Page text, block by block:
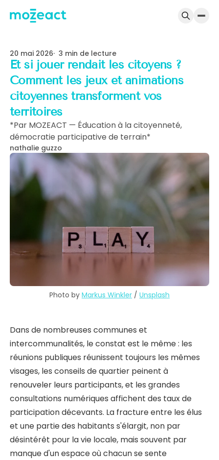
20 mai 2026 3 min de lecture
Et si jouer rendait les citoyens ?
Comment les jeux et animations
citoyennes transforment vos
territoires
*Par MOZEACT — Éducation à la citoyenneté,
démocratie participative de terrain*
nathalie guzzo
Photo by Markus Winkler / Unsplash
Dans de nombreuses communes et
intercommunalités, le constat est le même : les
réunions publiques réunissent toujours les mêmes
visages, les conseils de quartier peinent à
renouveler leurs participants, et les grandes
consultations numériques affichent des taux de
participation décevants. La fracture entre les élus
et une partie des habitants s'élargit, non par
désintérêt pour la vie locale, mais souvent par
manque d'un espace où chacun se sente